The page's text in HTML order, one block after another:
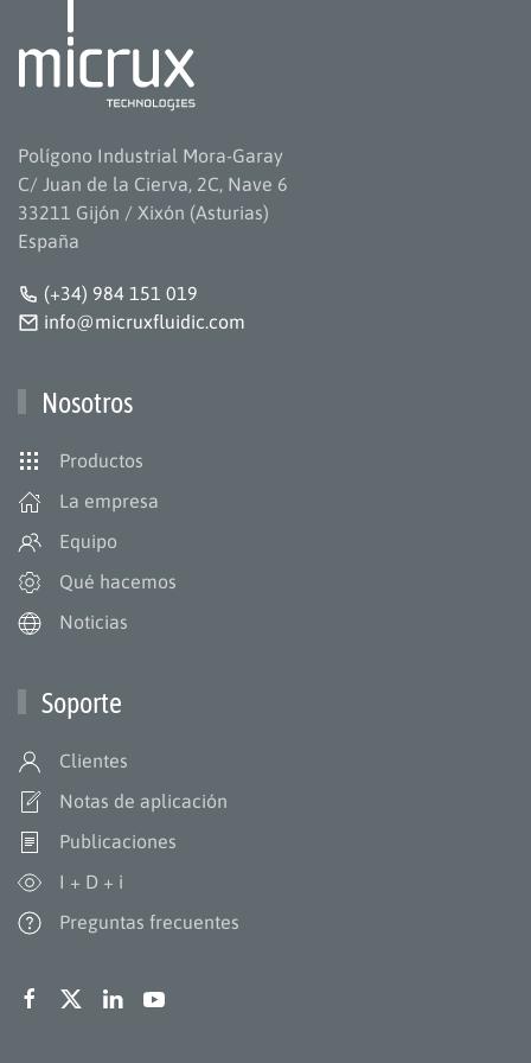
Polígono Industrial Mora-Garay
C/ Juan de la Cierva, 2C, Nave 6
33211 Gijón / Xixón (Asturias)
España
(+34) 984 151 019
info@micruxfluidic.com
Nosotros
Productos
La empresa
Equipo
Qué hacemos
Noticias
Soporte
Clientes
Notas de aplicación
Publicaciones
I + D + i
Preguntas frecuentes